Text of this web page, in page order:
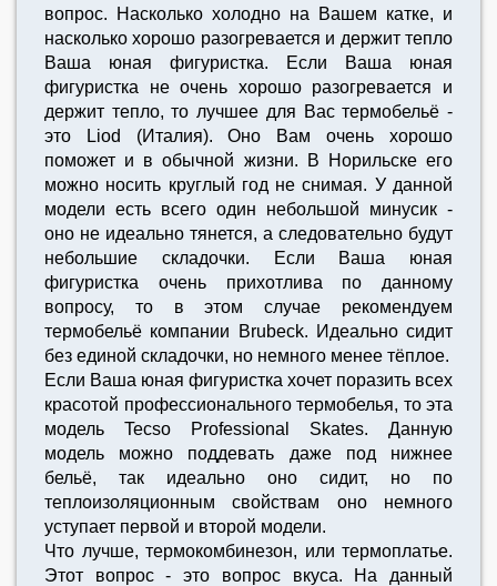
вопрос. Насколько холодно на Вашем катке, и
насколько хорошо разогревается и держит тепло
Ваша юная фигуристка. Если Ваша юная
фигуристка не очень хорошо разогревается и
держит тепло, то лучшее для Вас термобельё -
это Liod (Италия). Оно Вам очень хорошо
поможет и в обычной жизни. В Норильске его
можно носить круглый год не снимая. У данной
модели есть всего один небольшой минусик -
оно не идеально тянется, а следовательно будут
небольшие складочки. Если Ваша юная
фигуристка очень прихотлива по данному
вопросу, то в этом случае рекомендуем
термобельё компании Brubeck. Идеально сидит
без единой складочки, но немного менее тёплое.
Если Ваша юная фигуристка хочет поразить всех
красотой профессионального термобелья, то эта
модель Tecso Professional Skates. Данную
модель можно поддевать даже под нижнее
бельё, так идеально оно сидит, но по
теплоизоляционным свойствам оно немного
уступает первой и второй модели.
Что лучше, термокомбинезон, или термоплатье.
Этот вопрос - это вопрос вкуса. На данный